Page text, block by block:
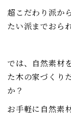
超こだわり派か
たい派までおら
では、自然素材
た木の家づくり
か？
お手軽に自然素